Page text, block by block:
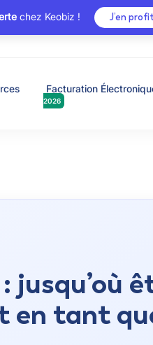
chez Keobiz ! J’en
Facturation
2026
jusqu’où
en tant